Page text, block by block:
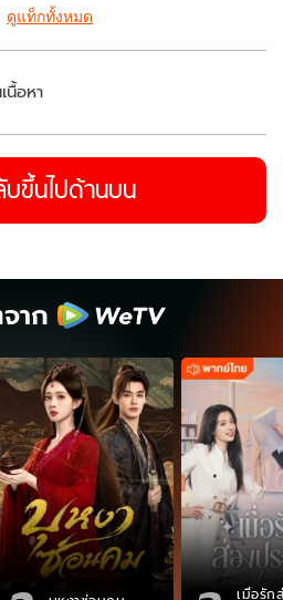
ดูแท็กทั้งหมด
นื้อหา
บขึ้นไปด้านบน
าก
เมื่อรัก